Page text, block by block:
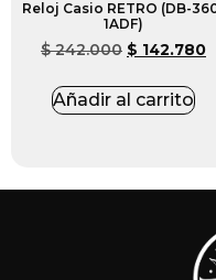
Reloj Casio RETRO (DB-
1ADF)
$242.000 $ 142.780
Añadir al carrito